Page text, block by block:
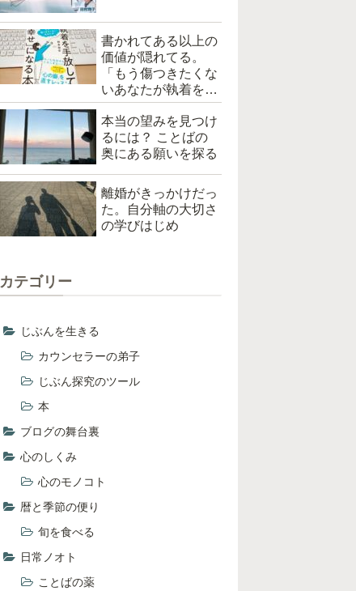
書かれてある以上の
価値が隠れてる。
「もう傷つきたくな
いあなたが執着を手
放して「幸せ」にな
る本（根本裕幸著）
を読んだ
本当の望みを見つけ
るには？ ことばの
奥にある願いを探る
離婚がきっかけだっ
た。自分軸の大切さ
の学びはじめ
カテゴリー
じぶんを生きる
カウンセラーの弟子
じぶん探究のツール
本
ブログの舞台裏
心のしくみ
心のモノコト
暦と季節の便り
旬を食べる
日常ノオト
ことばの薬